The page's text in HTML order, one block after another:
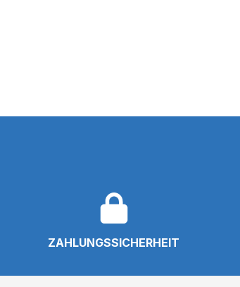
ZAHLUNGSSICHERHEIT